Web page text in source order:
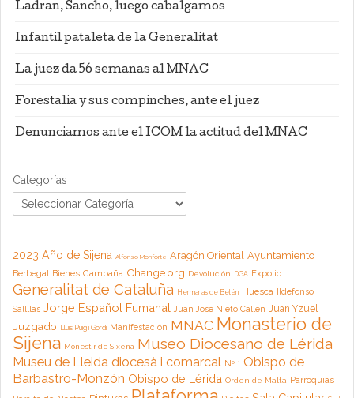
Ladran, Sancho, luego cabalgamos
Infantil pataleta de la Generalitat
La juez da 56 semanas al MNAC
Forestalia y sus compinches, ante el juez
Denunciamos ante el ICOM la actitud del MNAC
Categorías
2023 Año de Sijena Alfonso Monforte Aragón Oriental Ayuntamiento
Berbegal Bienes Campaña Change.org Devolución DGA Expolio
Generalitat de Cataluña Hermanas de Belén Huesca
Ildefonso
Sallllas Jorge Español Fumanal Juan José Nieto Callén Juan Yzuel
Juzgado Lluis Puig i Gordi Manifestación MNAC Monasterio de
Sijena Monestir de Sixena Museo Diocesano de Lérida
Museu de Lleida diocesà i comarcal Nº 1 Obispo de
Barbastro-Monzón Obispo de Lérida Orden de Malta Parroquias